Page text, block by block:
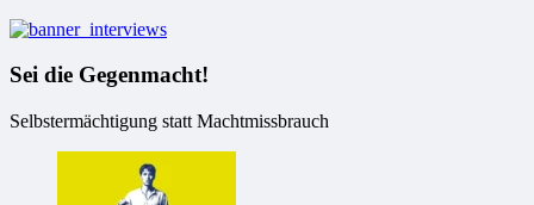
Sei die Gegenmacht!
Selbstermächtigung statt Machtmissbrauch